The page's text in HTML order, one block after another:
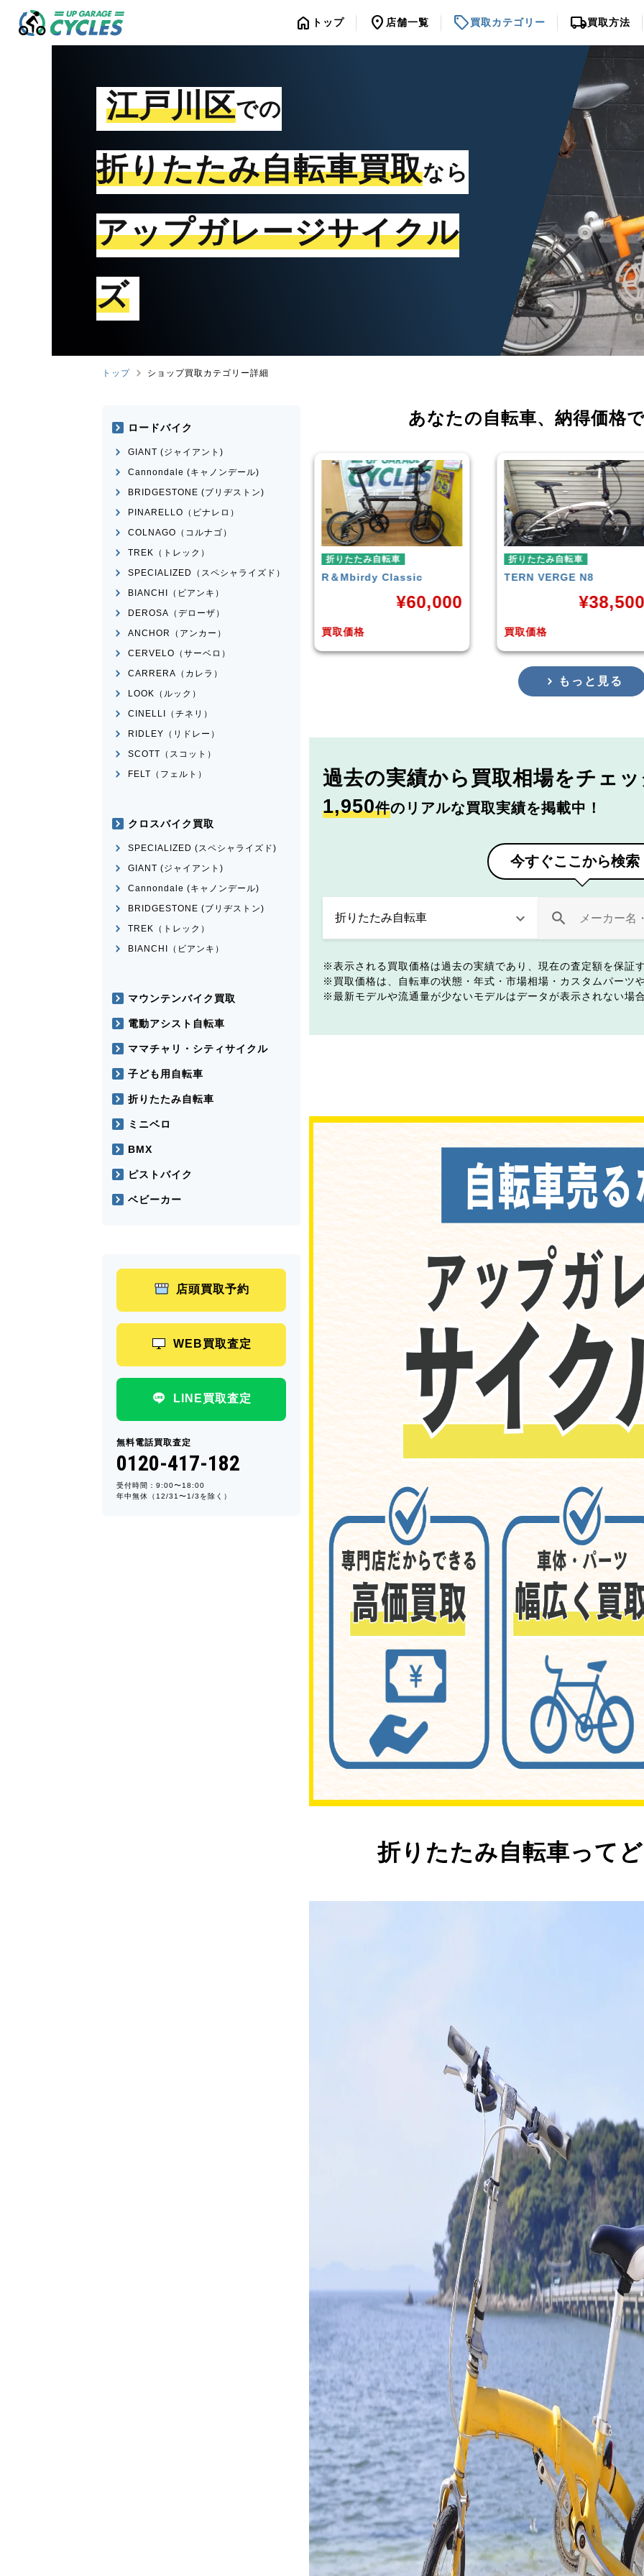
home トップ location_on 店舗一覧 sell買取カテゴリー local_shipping買取方法
江戸川区での
折りたたみ自転車買取なら
アップガレージサイクル
ズ
トップ ショップ買取カテゴリー詳細
あなたの自転車、 納得価格
折りたたみ自転車
R＆Mbirdy Classic
買取価格
折りたたみ自転車
TERNVERGE N8
買取価格
¥38,500
折りたたみ自転車
RENAULTLIGHT-8 AL-
買取価格
¥
もっと見る
過去の実績から 買取相場をチェ
1,950件のリアルな買取実績を掲載中！
今すぐここから検索
表示される買取価格は過去の実績であり、現在の査定額を保証
買取価格は、自転車の状態・年式・市場相場・カスタムパーツ
最新モデルや流通量が少ないモデルはデータが表示されない場
折りたたみ自転車って
ロードバイク
GIANT (ジャイアント)
Cannondale (キャノンデール)
BRIDGESTONE (ブリヂストン)
PINARELLO（ピナレロ）
COLNAGO（コルナゴ）
TREK（トレック）
SPECIALIZED（スペシャライズド）
BIANCHI（ビアンキ）
DEROSA（デローザ）
ANCHOR（アンカー）
CERVELO（サーベロ）
CARRERA（カレラ）
LOOK（ルック）
CINELLI（チネリ）
RIDLEY（リドレー）
SCOTT（スコット）
FELT（フェルト）
クロスバイク買取
SPECIALIZED (スペシャライズド)
GIANT (ジャイアント)
Cannondale (キャノンデール)
BRIDGESTONE (ブリヂストン)
TREK（トレック）
BIANCHI（ビアンキ）
マウンテンバイク買取
電動アシスト自転車
ママチャリ・シティサイクル
子ども用自転車
折りたたみ自転車
ミニベロ
BMX
ピストバイク
ベビーカー
店頭買取予約
WEB買取査定
LINE買取査定
無料電話買取査定
0120-417-182
受付時間：9:00〜18:00
年中無休（12/31〜1/3を除く）